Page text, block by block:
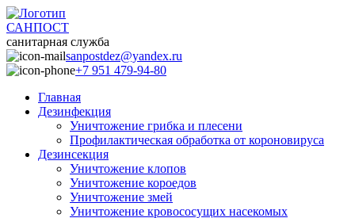
САНПОСТ
санитарная служба
sanpostdez@yandex.ru
+7 951 479-94-80
Главная
Дезинфекция
Уничтожение грибка и плесени
Профилактическая обработка от короновируса
Дезинсекция
Уничтожение клопов
Уничтожение короедов
Уничтожение змей
Уничтожение кровососущих насекомых